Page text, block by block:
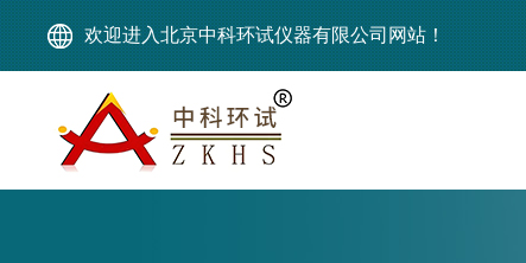
欢迎进入北京中科环试仪器有限公司网站！